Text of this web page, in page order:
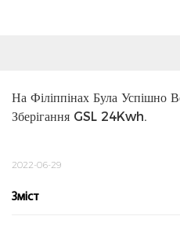
На Філіппінах Була Успішно
Зберігання GSL 24Kwh.
2022-06-29
Зміст